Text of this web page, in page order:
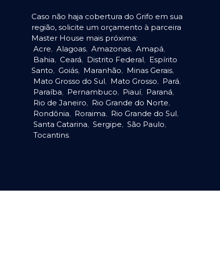
Caso não haja cobertura do Grifo em sua
região, solicite um orçamento à parceira
Master House mais próxima:
Acre, Alagoas, Amazonas, Amapá,
Bahia, Ceará, Distrito Federal, Espírito
Santo, Goiás, Maranhão, Minas Gerais,
Mato Grosso do Sul, Mato Grosso, Pará,
Paraíba, Pernambuco, Piauí, Paraná,
Rio de Janeiro, Rio Grande do Norte,
Rondônia, Roraima, Rio Grande do Sul,
Santa Catarina, Sergipe, São Paulo,
Tocantins.